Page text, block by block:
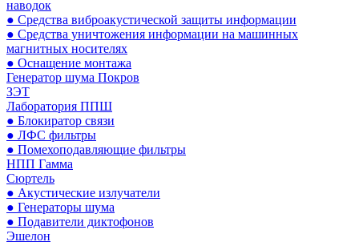
наводок
● Средства виброакустической защиты информации
● Средства уничтожения информации на машинных
магнитных носителях
● Оснащение монтажа
Генератор шума Покров
ЗЭТ
Лаборатория ППШ
● Блокиратор связи
● ЛФС фильтры
● Помехоподавляющие фильтры
НПП Гамма
Сюртель
● Акустические излучатели
● Генераторы шума
● Подавители диктофонов
Эшелон